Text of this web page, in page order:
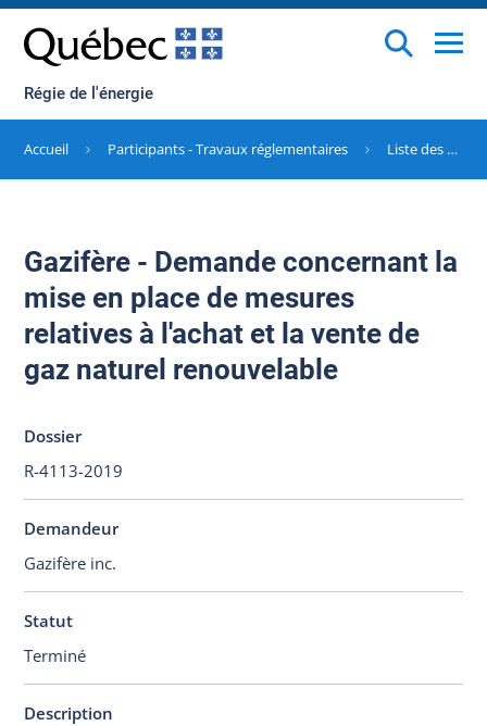
Régie de l'énergie
Accueil Participants - Travaux réglementaires Liste des dossiers
Gazifère - Demande concernant la
mise en place de mesures
relatives à l'achat et la vente de
gaz naturel renouvelable
Dossier
R-4113-2019
Demandeur
Gazifère inc.
Statut
Terminé
Description